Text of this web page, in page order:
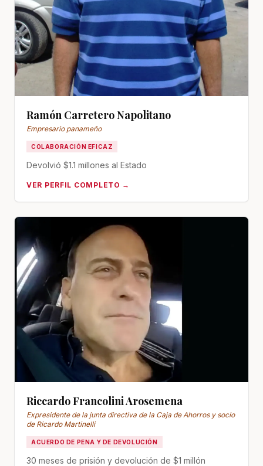
Ramón Carretero Napolitano
Empresario panameño
COLABORACIÓN EFICAZ
Devolvió $1.1 millones al Estado
VER PERFIL COMPLETO →
Riccardo Francolini Arosemena
Expresidente de la junta directiva de la Caja de Ahorros y socio
de Ricardo Martinelli
ACUERDO DE PENA Y DE DEVOLUCIÓN
30 meses de prisión y devolución de $1 millón